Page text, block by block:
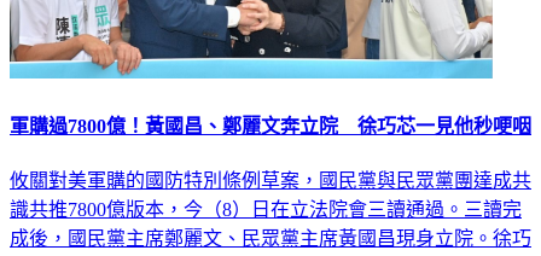
軍購過7800億！黃國昌、鄭麗文奔立院 徐巧芯一見他秒哽咽
攸關對美軍購的國防特別條例草案，國民黨與民眾黨團達成共
識共推7800億版本，今（8）日在立法院會三讀通過。三讀完
成後，國民黨主席鄭麗文、民眾黨主席黃國昌現身立院。徐巧